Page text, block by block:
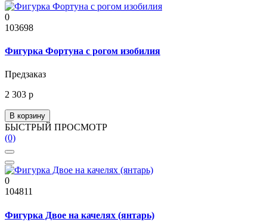
0
103698
Фигурка Фортуна с рогом изобилия
Предзаказ
2 303 р
В корзину
БЫСТРЫЙ ПРОСМОТР
(0)
0
104811
Фигурка Двое на качелях (янтарь)